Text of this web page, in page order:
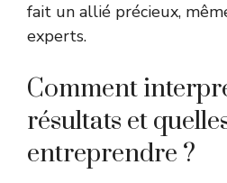
fait un allié précieux,
experts.
Comment
résultats et
entreprendre ?